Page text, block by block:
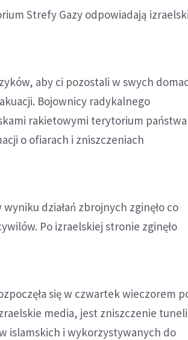
Strefy Gazy odpowiadają
aby ci pozostali w swych
Bojownicy radykalnego
rakietowymi terytorium państwa
o ofiarach i zniszczeniach
działań zbrojnych zginęło co
Po izraelskiej stronie zginęło
się w czwartek wieczorem
media, jest zniszczenie tuneli
islamskich i wykorzystywanych do